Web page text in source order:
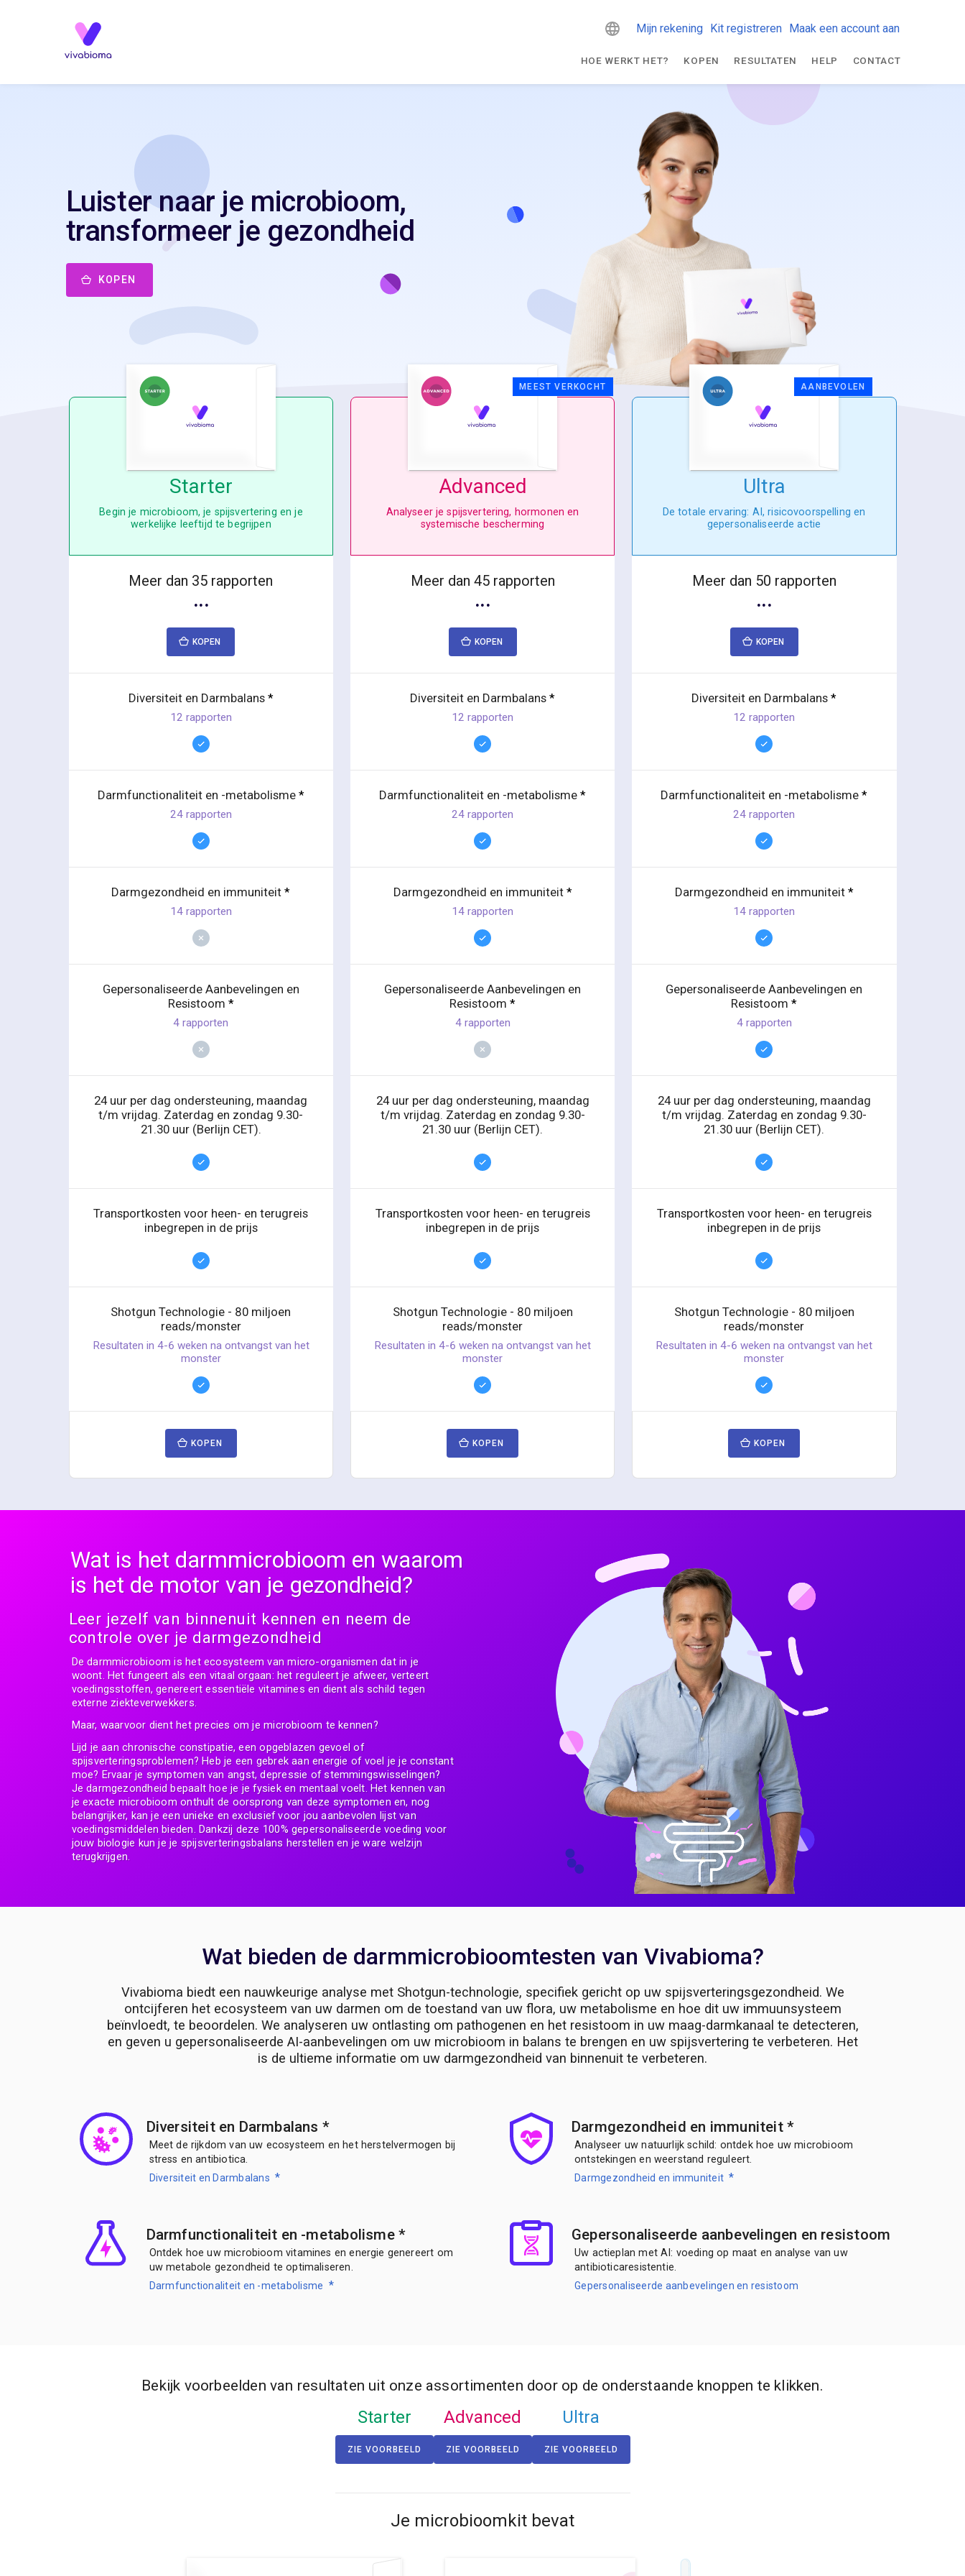
Mijn rekening Kit registreren Maak een account aan
HOE WERKT HET? KOPEN RESULTATEN HELP CONTACT
Luister naar je microbioom,
transformeer je gezondheid
KOPEN
Starter
Begin je microbioom, je spijsvertering en je
werkelijke leeftijd te begrijpen
Meer dan 35 rapporten
···
KOPEN
Diversiteit en Darmbalans *
12 rapporten
Darmfunctionaliteit en -metabolisme *
24 rapporten
Darmgezondheid en immuniteit*
14 rapporten
Gepersonaliseerde Aanbevelingen en
Resistoom *
4 rapporten
24 uur per dag ondersteuning, maandag
t/m vrijdag. Zaterdag en zondag 9.30-
21.30 uur (Berlijn CET).
Transportkosten voor heen- en terugreis
inbegrepen in de prijs
Shotgun Technologie - 80 miljoen
reads/monster
Resultaten in 4-6 weken na ontvangst van het
monster
MEEST VERKOCHT
Advanced
Analyseer je spijsvertering, hormonen en
systemische bescherming
Meer dan 45 rapporten
···
KOPEN
Diversiteit en Darmbalans *
12 rapporten
Darmfunctionaliteit en -metabolisme *
24 rapporten
Darmgezondheid en immuniteit *
14 rapporten
Gepersonaliseerde Aanbevelingen en
Resistoom *
4 rapporten
24 uur per dag ondersteuning, maandag
t/m vrijdag. Zaterdag en zondag 9.30-
21.30 uur (Berlijn CET).
Transportkosten voor heen- en terugreis
inbegrepen in de prijs
Shotgun Technologie - 80 miljoen
reads/monster
Resultaten in 4-6 weken na ontvangst van het
monster
AANBEVOLEN
Ultra
De totale ervaring: AI, risicovoorspelling en
gepersonaliseerde actie
Meer dan 50 rapporten
···
KOPEN
Diversiteit en Darmbalans*
12 rapporten
Darmfunctionaliteit en -metabolisme*
24 rapporten
Darmgezondheid en immuniteit *
14 rapporten
Gepersonaliseerde Aanbevelingen en
Resistoom*
4 rapporten
24 uur per dag ondersteuning, maandag
t/m vrijdag. Zaterdag en zondag 9.30-
21.30 uur (Berlijn CET).
Transportkosten voor heen- en terugreis
inbegrepen in de prijs
Shotgun Technologie - 80 miljoen
reads/monster
Resultaten in 4-6 weken na ontvangst van het
monster
KOPEN KOPEN KOPEN
Wat is het darmmicrobioom en waarom
is het de motor van je gezondheid?
Leer jezelf van binnenuit kennen en neem de
controle over je darmgezondheid
De darmmicrobioom is het ecosysteem van micro-organismen dat in je
woont. Het fungeert als een vitaal orgaan: het reguleert je afweer, verteert
voedingsstoffen, genereert essentiële vitamines en dient als schild tegen
externe ziekteverwekkers.
Maar, waarvoor dient het precies om je microbioom te kennen?
Lijd je aan chronische constipatie, een opgeblazen gevoel of
spijsverteringsproblemen? Heb je een gebrek aan energie of voel je je constant
moe? Ervaar je symptomen van angst, depressie of stemmingswisselingen?
Je darmgezondheid bepaalt hoe je je fysiek en mentaal voelt. Het kennen van
je exacte microbioom onthult de oorsprong van deze symptomen en, nog
belangrijker, kan je een unieke en exclusief voor jou aanbevolen lijst van
voedingsmiddelen bieden. Dankzij deze 100% gepersonaliseerde voeding voor
jouw biologie kun je je spijsverteringsbalans herstellen en je ware welzijn
terugkrijgen.
Wat bieden de darmmicrobioomtesten van Vivabioma?
Vivabioma biedt een nauwkeurige analyse met Shotgun-technologie, specifiek gericht op uw spijsverteringsgezondheid. We
ontcijferen het ecosysteem van uw darmen om de toestand van uw flora, uw metabolisme en hoe dit uw immuunsysteem
beïnvloedt, te beoordelen. We analyseren uw ontlasting om pathogenen en het resistoom in uw maag-darmkanaal te detecteren,
en geven u gepersonaliseerde AI-aanbevelingen om uw microbioom in balans te brengen en uw spijsvertering te verbeteren. Het
is de ultieme informatie om uw darmgezondheid van binnenuit te verbeteren.
Diversiteit en Darmbalans *
Meet de rijkdom van uw ecosysteem en het herstelvermogen bij
stress en antibiotica.
Diversiteit en Darmbalans *
Darmgezondheid en immuniteit*
Analyseer uw natuurlijk schild: ontdek hoe uw microbioom
ontstekingen en weerstand reguleert.
Darmgezondheid en immuniteit *
Darmfunctionaliteit en -metabolisme *
Ontdek hoe uw microbioom vitamines en energie genereert om
uw metabole gezondheid te optimaliseren.
Darmfunctionaliteit en -metabolisme *
Gepersonaliseerde aanbevelingen en resistoom
Uw actieplan met AI: voeding op maat en analyse van uw
antibioticaresistentie.
Gepersonaliseerde aanbevelingen en resistoom
Bekijk voorbeelden van resultaten uit onze assortimenten door op de onderstaande knoppen te klikken.
Starter
ZIE VOORBEELD
Advanced
ZIE VOORBEELD
Ultra
ZIE VOORBEELD
Je microbioomkit bevat